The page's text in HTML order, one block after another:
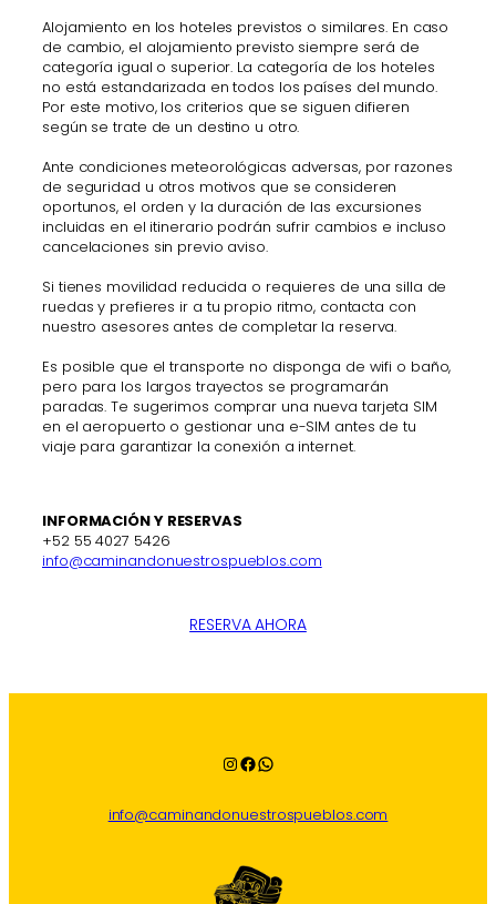
Alojamiento en los hoteles previstos o similares. En caso
de cambio, el alojamiento previsto siempre será de
categoría igual o superior. La categoría de los hoteles
no está estandarizada en todos los países del mundo.
Por este motivo, los criterios que se siguen difieren
según se trate de un destino u otro.
Ante condiciones meteorológicas adversas, por razones
de seguridad u otros motivos que se consideren
oportunos, el orden y la duración de las excursiones
incluidas en el itinerario podrán sufrir cambios e incluso
cancelaciones sin previo aviso.
Si tienes movilidad reducida o requieres de una silla de
ruedas y prefieres ir a tu propio ritmo, contacta con
nuestro asesores antes de completar la reserva.
Es posible que el transporte no disponga de wifi o baño,
pero para los largos trayectos se programarán
paradas. Te sugerimos comprar una nueva tarjeta SIM
en el aeropuerto o gestionar una e-SIM antes de tu
viaje para garantizar la conexión a internet.
INFORMACIÓN Y RESERVAS
+52 55 4027 5426
info@caminandonuestrospueblos.com
RESERVA AHORA
InstagramFacebook WhatsApp
info@caminandonuestrospueblos.com